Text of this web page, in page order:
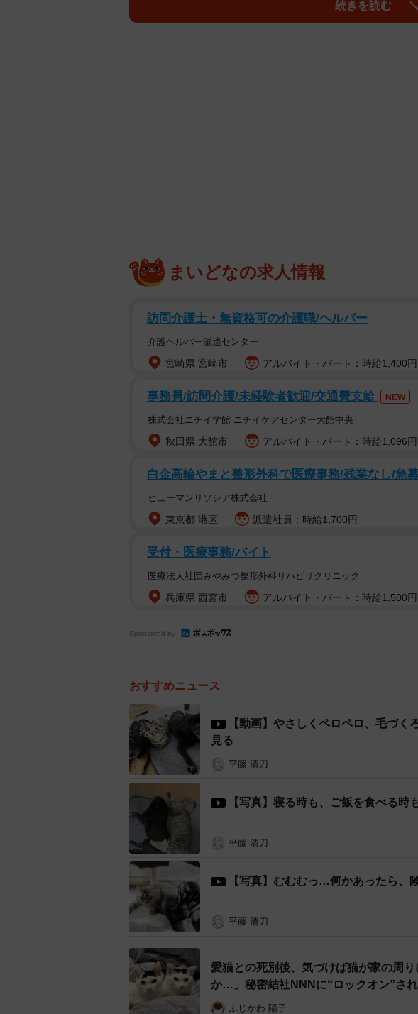
「自宅マンションの下で、若い猫が子猫を2匹連れてい
そのときは地域猫でもなく、ただの野良猫だった。
目つきが険しい地域猫時代のあめ（画像提
ある日を境に、その3匹の姿が見えなくなった。SIHOさ
と思ったそうだ。それから間もなく、若いオス猫だけが
「右の耳をカットされていたから、そのとき初めてオス
ど、子猫たちと一緒に保護されたのかな。子猫は里親さ
飲食店で働くSIHOさんは、仕事がある日は夕方4時頃に
っていた。
続きを読む
まいどなの求人情報
訪問介護士・無資格可の介護職/ヘルパー
介護ヘルパー派遣センター
宮崎県 宮崎市 アルバイト・パート：時給1,400
事務員/訪問介護/未経験者歓迎/交通費支給 NEW
株式会社ニチイ学館 ニチイケアセンター大館中央
秋田県 大館市 アルバイト・パート：時給1,096
白金高輪やまと整形外科で医療事務/残業なし/急
ヒューマンリソシア株式会社
東京都 港区 派遣社員：時給1,700円
受付・医療事務/バイト
医療法人社団みやみつ整形外科リハビリクリニック
兵庫県 西宮市 アルバイト・パート：時給1,500円
Sponsored by
おすすめニュース
【動画】やさしくペロペロ、毛づ
見る
平藤 清刀
【写真】寝る時も、ご飯を食べる
平藤 清刀
【写真】むむむっ…何かあったら、
平藤 清刀
愛猫との死別後、気づけば猫が家の周
か…」秘密結社NNNに“ロックオン”さ
ふじかわ 陽子